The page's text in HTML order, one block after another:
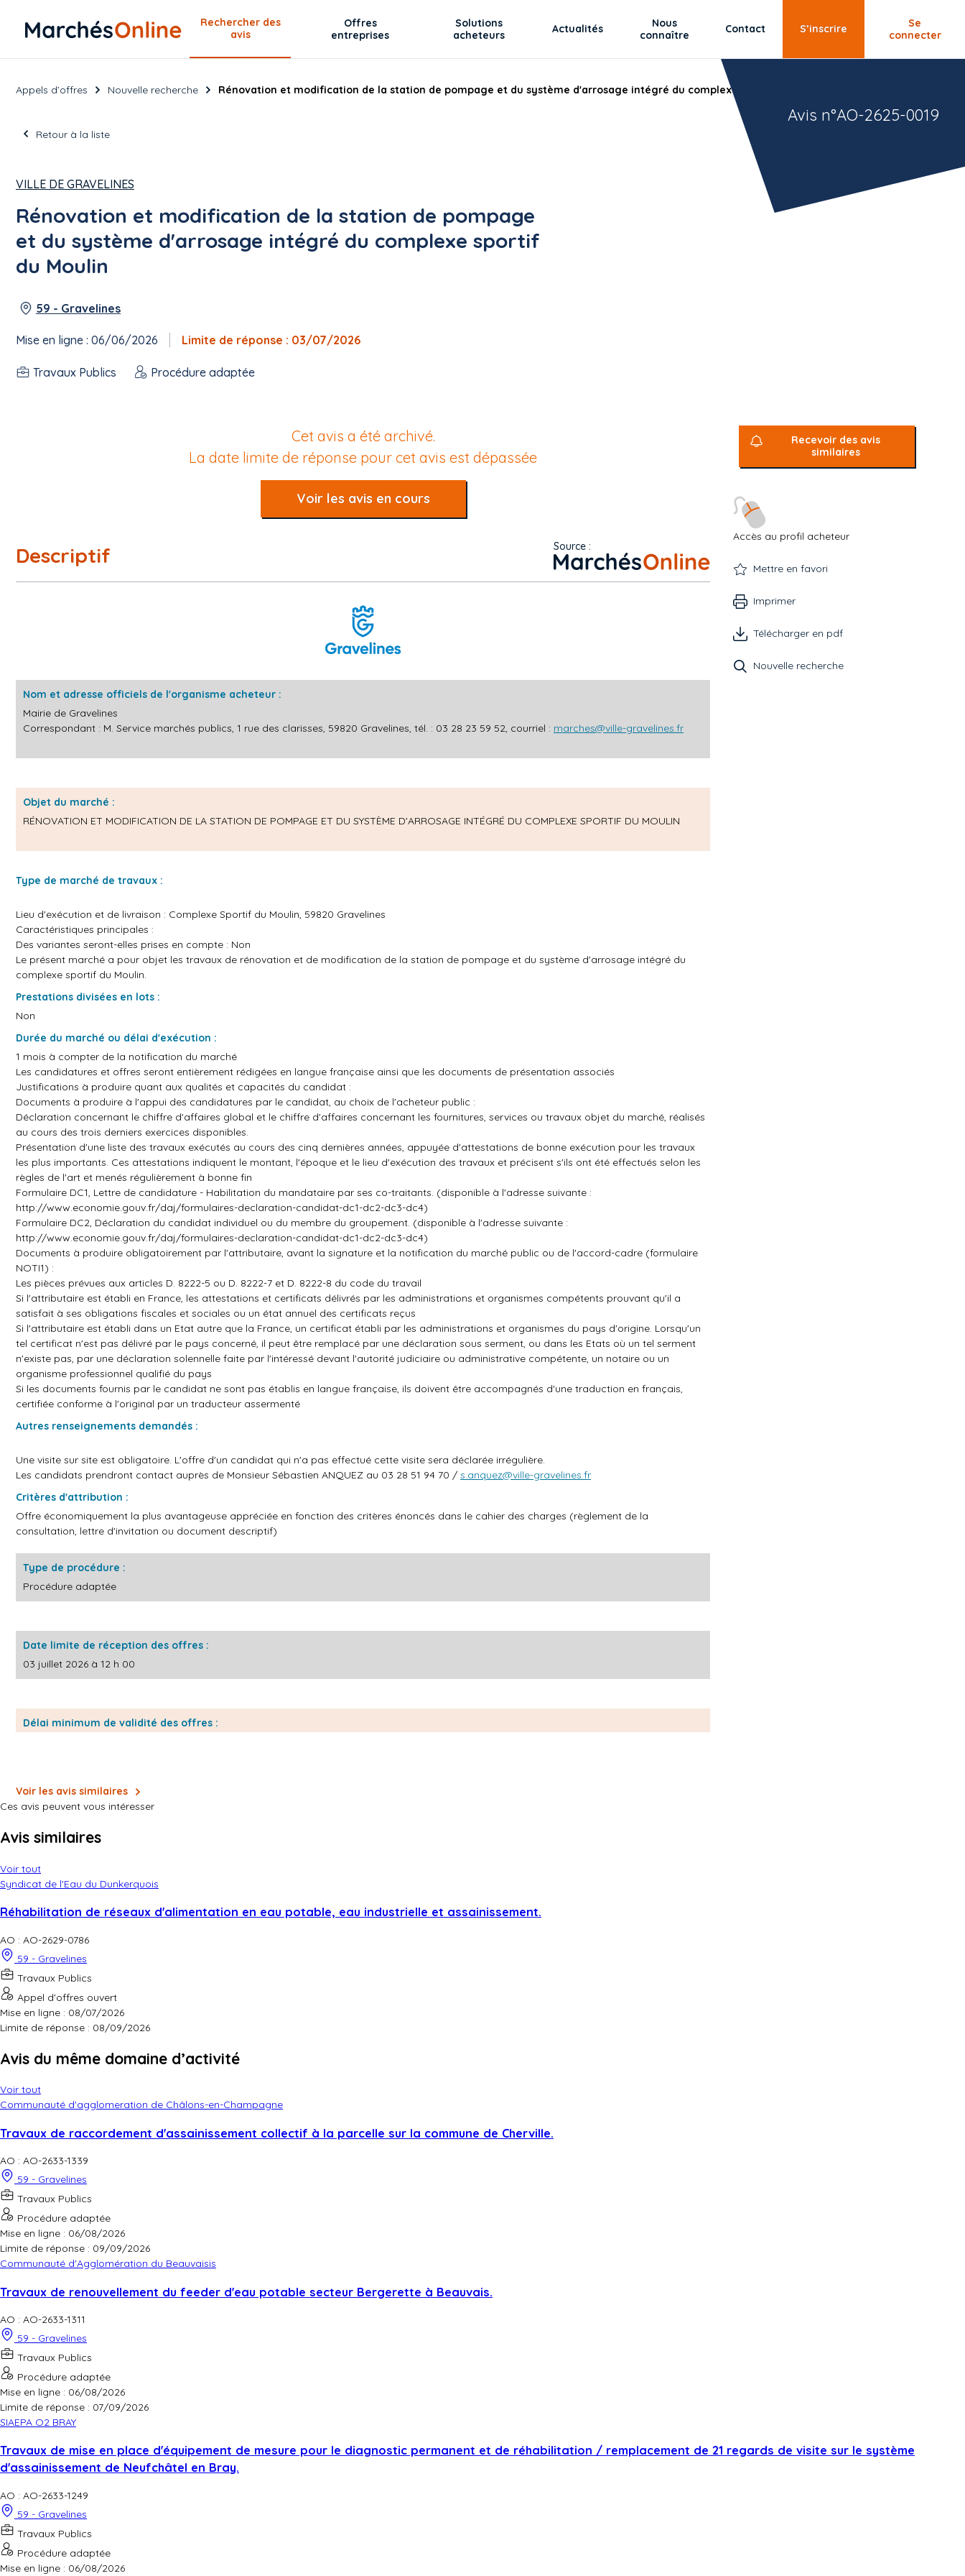
Rechercher des
avis
Offres
entreprises
Solutions
acheteurs
Actualités
Nous
connaître
Contact S’inscrire
Se
connecter
Appels d’offres Nouvelle recherche Rénovation et modification de la station de pompage et du système d'arrosage intégré du complexe sportif du Moulin
Retour à la liste
VILLE DE GRAVELINES
Rénovation et modification de la station de pompage
et du système d'arrosage intégré du complexe sportif
du Moulin
59 - Gravelines
Mise en ligne : 06/06/2026 Limite de réponse : 03/07/2026
Travaux Publics Procédure adaptée
Avis n°AO-2625-0019
Cet avis a été archivé.
La date limite de réponse pour cet avis est dépassée
Voir les avis en cours
Descriptif Source :
Nom et adresse officiels de l'organisme acheteur :
Mairie de Gravelines
Correspondant : M. Service marchés publics, 1 rue des clarisses, 59820 Gravelines, tél. : 03 28 23 59 52, courriel : marches@ville-gravelines.fr
Objet du marché :
RÉNOVATION ET MODIFICATION DE LA STATION DE POMPAGE ET DU SYSTÈME D'ARROSAGE INTÉGRÉ DU COMPLEXE SPORTIF DU MOULIN
Type de marché de travaux :
Lieu d'exécution et de livraison : Complexe Sportif du Moulin, 59820 Gravelines
Caractéristiques principales :
Des variantes seront-elles prises en compte : Non
Le présent marché a pour objet les travaux de rénovation et de modification de la station de pompage et du système d'arrosage intégré du
complexe sportif du Moulin.
Prestations divisées en lots :
Non
Durée du marché ou délai d'exécution :
1 mois à compter de la notification du marché
Les candidatures et offres seront entièrement rédigées en langue française ainsi que les documents de présentation associés
Justifications à produire quant aux qualités et capacités du candidat :
Documents à produire à l'appui des candidatures par le candidat, au choix de l'acheteur public :
Déclaration concernant le chiffre d'affaires global et le chiffre d'affaires concernant les fournitures, services ou travaux objet du marché, réalisés
au cours des trois derniers exercices disponibles.
Présentation d'une liste des travaux exécutés au cours des cinq dernières années, appuyée d'attestations de bonne exécution pour les travaux
les plus importants. Ces attestations indiquent le montant, l'époque et le lieu d'exécution des travaux et précisent s'ils ont été effectués selon les
règles de l'art et menés régulièrement à bonne fin
Formulaire DC1, Lettre de candidature - Habilitation du mandataire par ses co-traitants. (disponible à l'adresse suivante :
http://www.economie.gouv.fr/daj/formulaires-declaration-candidat-dc1-dc2-dc3-dc4)
Formulaire DC2, Déclaration du candidat individuel ou du membre du groupement. (disponible à l'adresse suivante :
http://www.economie.gouv.fr/daj/formulaires-declaration-candidat-dc1-dc2-dc3-dc4)
Documents à produire obligatoirement par l'attributaire, avant la signature et la notification du marché public ou de l'accord-cadre (formulaire
NOTI1) :
Les pièces prévues aux articles D. 8222-5 ou D. 8222-7 et D. 8222-8 du code du travail
Si l'attributaire est établi en France, les attestations et certificats délivrés par les administrations et organismes compétents prouvant qu'il a
satisfait à ses obligations fiscales et sociales ou un état annuel des certificats reçus
Si l'attributaire est établi dans un Etat autre que la France, un certificat établi par les administrations et organismes du pays d'origine. Lorsqu'un
tel certificat n'est pas délivré par le pays concerné, il peut être remplacé par une déclaration sous serment, ou dans les Etats où un tel serment
n'existe pas, par une déclaration solennelle faite par l'intéressé devant l'autorité judiciaire ou administrative compétente, un notaire ou un
organisme professionnel qualifié du pays
Si les documents fournis par le candidat ne sont pas établis en langue française, ils doivent être accompagnés d'une traduction en français,
certifiée conforme à l'original par un traducteur assermenté
Autres renseignements demandés :
Une visite sur site est obligatoire. L'offre d'un candidat qui n'a pas effectué cette visite sera déclarée irrégulière.
Les candidats prendront contact auprès de Monsieur Sébastien ANQUEZ au 03 28 51 94 70 / s.anquez@ville-gravelines.fr
Critères d'attribution :
Offre économiquement la plus avantageuse appréciée en fonction des critères énoncés dans le cahier des charges (règlement de la
consultation, lettre d'invitation ou document descriptif)
Type de procédure :
Procédure adaptée
Date limite de réception des offres :
03 juillet 2026 à 12 h 00
Délai minimum de validité des offres :
Date d'envoi du présent avis à la publication :
Recevoir des avis
similaires
Accès au profil acheteur
Mettre en favori
Imprimer
Télécharger en pdf
Nouvelle recherche
Voir les avis similaires
Ces avis peuvent vous intéresser
Avis similaires
Voir tout
Syndicat de l'Eau du Dunkerquois
Réhabilitation de réseaux d'alimentation en eau potable, eau industrielle et assainissement.
AO : AO-2629-0786
59 - Gravelines
Travaux Publics
Appel d'offres ouvert
Mise en ligne : 08/07/2026
Limite de réponse : 08/09/2026
Avis du même domaine d’activité
Voir tout
Communauté d'agglomeration de Châlons-en-Champagne
Travaux de raccordement d'assainissement collectif à la parcelle sur la commune de Cherville.
AO : AO-2633-1339
59 - Gravelines
Travaux Publics
Procédure adaptée
Mise en ligne : 06/08/2026
Limite de réponse : 09/09/2026
Communauté d'Agglomération du Beauvaisis
Travaux de renouvellement du feeder d'eau potable secteur Bergerette à Beauvais.
AO : AO-2633-1311
59 - Gravelines
Travaux Publics
Procédure adaptée
Mise en ligne : 06/08/2026
Limite de réponse : 07/09/2026
SIAEPA O2 BRAY
Travaux de mise en place d'équipement de mesure pour le diagnostic permanent et de réhabilitation / remplacement de 21 regards de visite sur le système
d'assainissement de Neufchâtel en Bray.
AO : AO-2633-1249
59 - Gravelines
Travaux Publics
Procédure adaptée
Mise en ligne : 06/08/2026